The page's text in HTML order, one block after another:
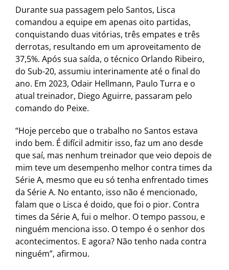
Durante sua passagem pelo Santos, Lisca
comandou a equipe em apenas oito partidas,
conquistando duas vitórias, três empates e três
derrotas, resultando em um aproveitamento de
37,5%. Após sua saída, o técnico Orlando Ribeiro,
do Sub-20, assumiu interinamente até o final do
ano. Em 2023, Odair Hellmann, Paulo Turra e o
atual treinador, Diego Aguirre, passaram pelo
comando do Peixe.
“Hoje percebo que o trabalho no Santos estava
indo bem. É difícil admitir isso, faz um ano desde
que saí, mas nenhum treinador que veio depois de
mim teve um desempenho melhor contra times da
Série A, mesmo que eu só tenha enfrentado times
da Série A. No entanto, isso não é mencionado,
falam que o Lisca é doido, que foi o pior. Contra
times da Série A, fui o melhor. O tempo passou, e
ninguém menciona isso. O tempo é o senhor dos
acontecimentos. E agora? Não tenho nada contra
ninguém”, afirmou.